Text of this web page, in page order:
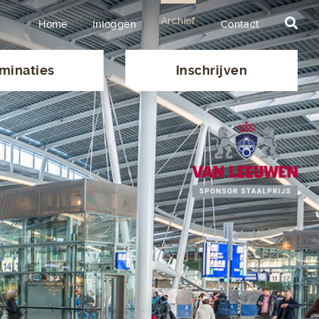
Inschrijven
Home Inloggen Archief Contact